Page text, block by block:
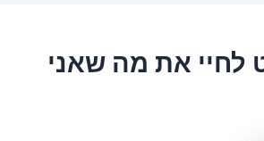
לחיי את מה שאני